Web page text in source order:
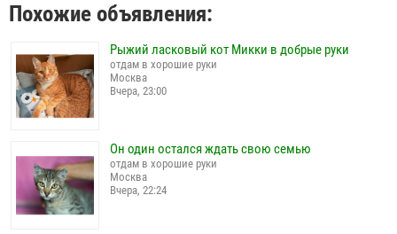
Похожие объявления:
Рыжий ласковый кот Микки в добрые руки
отдам в хорошие руки
Москва
Вчера, 23:00
Он один остался ждать свою семью
отдам в хорошие руки
Москва
Вчера, 22:24